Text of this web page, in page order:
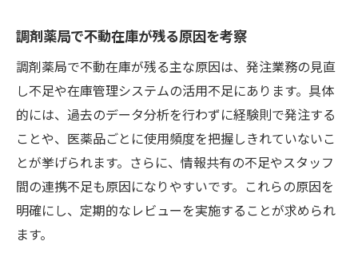
調剤薬局で不動在庫が残る原因を考察
調剤薬局で不動在庫が残る主な原因は、発注業務の見直
し不足や在庫管理システムの活用不足にあります。具体
的には、過去のデータ分析を行わずに経験則で発注する
ことや、医薬品ごとに使用頻度を把握しきれていないこ
とが挙げられます。さらに、情報共有の不足やスタッフ
間の連携不足も原因になりやすいです。これらの原因を
明確にし、定期的なレビューを実施することが求められ
ます。